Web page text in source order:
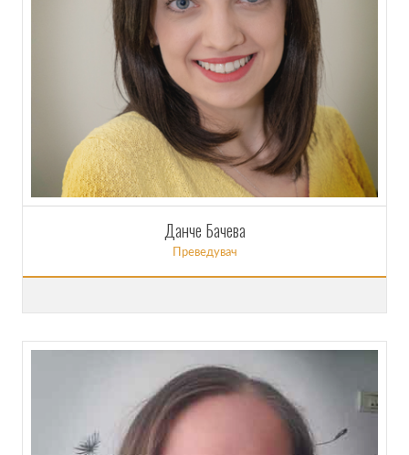
Данче Бачева
Преведувач